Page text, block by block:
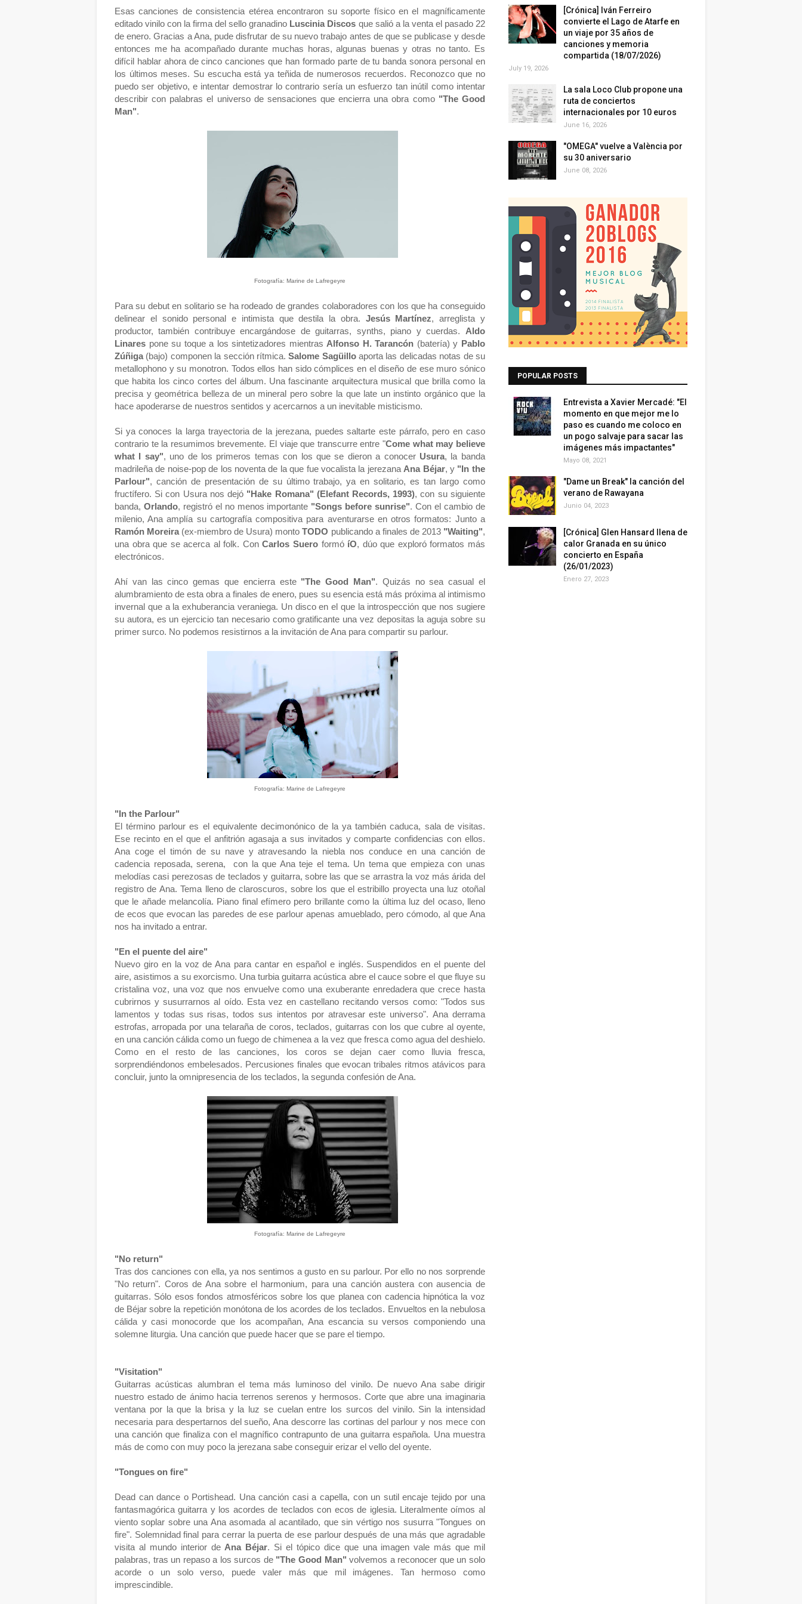
Esas canciones de consistencia etérea encontraron su soporte físico en el magníficamente
editado vinilo con la firma del sello granadino Luscinia Discos que salió a la venta el pasado 22
de enero. Gracias a Ana, pude disfrutar de su nuevo trabajo antes de que se publicase y desde
entonces me ha acompañado durante muchas horas, algunas buenas y otras no tanto. Es
difícil hablar ahora de cinco canciones que han formado parte de tu banda sonora personal en
los últimos meses. Su escucha está ya teñida de numerosos recuerdos. Reconozco que no
puedo ser objetivo, e intentar demostrar lo contrario sería un esfuerzo tan inútil como intentar
describir con palabras el universo de sensaciones que encierra una obra como "The Good
Man".
Fotografía: Marine de Lafregeyre
Para su debut en solitario se ha rodeado de grandes colaboradores con los que ha conseguido
delinear el sonido personal e intimista que destila la obra. Jesús Martínez, arreglista y
productor, también contribuye encargándose de guitarras, synths, piano y cuerdas. Aldo
Linares pone su toque a los sintetizadores mientras Alfonso H. Tarancón (batería) y Pablo
Zúñiga (bajo) componen la sección rítmica.Salome Sagüillo aporta las delicadas notas de su
metallophono y su monotron. Todos ellos han sido cómplices en el diseño de ese muro sónico
que habita los cinco cortes del álbum. Una fascinante arquitectura musical que brilla como la
precisa y geométrica belleza de un mineral pero sobre la que late un instinto orgánico que la
hace apoderarse de nuestros sentidos y acercarnos a un inevitable misticismo.
Si ya conoces la larga trayectoria de la jerezana, puedes saltarte este párrafo, pero en caso
contrario te la resumimos brevemente. El viaje que transcurre entre "Come what may believe
what I say", uno de los primeros temas con los que se dieron a conocer Usura,
la banda
madrileña de noise-pop de los noventa de la que fue vocalista la jerezana Ana Béjar, y "In the
Parlour", canción de presentación de su último trabajo, ya en solitario, es tan largo como
fructífero. Si con Usura nos dejó "Hake Romana" (Elefant Records, 1993), con su siguiente
banda, Orlando, registró el no menos importante "Songs before sunrise". Con el cambio de
milenio, Ana amplía su cartografía compositiva para aventurarse en otros formatos: Junto a
Ramón Moreira (ex-miembro de Usura) montoTODO publicando a finales de 2013 "Waiting",
una obra que se acerca al folk. ConCarlos Suero formóíO, dúo que exploró formatos más
electrónicos.
Ahí van las cinco gemas que encierra este "The Good Man". Quizás no sea casual el
alumbramiento de esta obra a finales de enero, pues su esencia está más próxima al intimismo
invernal que a la exhuberancia veraniega. Un disco en el que la introspección que nos sugiere
su autora, es un ejercicio tan necesario como gratificante una vez depositas la aguja sobre su
primer surco. No podemos resistirnos a la invitación de Ana para compartir su parlour.
Fotografía: Marine de Lafregeyre
"In the Parlour"
El término parlour es el equivalente decimonónico de la ya también caduca, sala de visitas.
Ese recinto en el que el anfitrión agasaja a sus invitados y comparte confidencias con ellos.
Ana coge el timón de su nave y atravesando la niebla nos conduce en una canción de
cadencia reposada, serena, con la que Ana teje el tema. Un tema que empieza con unas
melodías casi perezosas de teclados y guitarra, sobre las que se arrastra la voz más árida del
registro de Ana. Tema lleno de claroscuros, sobre los que el estribillo proyecta una luz otoñal
que le añade melancolía. Piano final efímero pero brillante como la última luz del ocaso, lleno
de ecos que evocan las paredes de ese parlour apenas amueblado, pero cómodo, al que Ana
nos ha invitado a entrar.
"En el puente del aire"
Nuevo giro en la voz de Ana para cantar en español e inglés. Suspendidos en el puente del
aire, asistimos a su exorcismo. Una turbia guitarra acústica abre el cauce sobre el que fluye su
cristalina voz, una voz que nos envuelve como una exuberante enredadera que crece hasta
cubrirnos y susurrarnos al oído. Esta vez en castellano recitando versos como: "Todos sus
lamentos y todas sus risas, todos sus intentos por atravesar este universo". Ana derrama
estrofas, arropada por una telaraña de coros, teclados, guitarras con los que cubre al oyente,
en una canción cálida como un fuego de chimenea a la vez que fresca como agua del deshielo.
Como en el resto de las canciones, los coros se dejan caer como lluvia fresca,
sorprendiéndonos embelesados. Percusiones finales que evocan tribales ritmos atávicos para
concluir, junto la omnipresencia de los teclados, la segunda confesión de Ana.
Fotografía: Marine de Lafregeyre
"No return"
Tras dos canciones con ella, ya nos sentimos a gusto en su parlour. Por ello no nos sorprende
"No return". Coros de Ana sobre el harmonium, para una canción austera con ausencia de
guitarras. Sólo esos fondos atmosféricos sobre los que planea con cadencia hipnótica la voz
de Béjar sobre la repetición monótona de los acordes de los teclados. Envueltos en la nebulosa
cálida y casi monocorde que los acompañan, Ana escancia su versos componiendo una
solemne liturgia. Una canción que puede hacer que se pare el tiempo.
"Visitation"
Guitarras acústicas alumbran el tema más luminoso del vinilo. De nuevo Ana sabe dirigir
nuestro estado de ánimo hacia terrenos serenos y hermosos. Corte que abre una imaginaria
ventana por la que la brisa y la luz se cuelan entre los surcos del vinilo. Sin la intensidad
necesaria para despertarnos del sueño, Ana descorre las cortinas del parlour y nos mece con
una canción que finaliza con el magnífico contrapunto de una guitarra española. Una muestra
más de como con muy poco la jerezana sabe conseguir erizar el vello del oyente.
"Tongues on fire"
Dead can dance o Portishead. Una canción casi a capella, con un sutil encaje tejido por una
fantasmagórica guitarra y los acordes de teclados con ecos de iglesia. Literalmente oímos al
viento soplar sobre una Ana asomada al acantilado, que sin vértigo nos susurra "Tongues on
fire". Solemnidad final para cerrar la puerta de ese parlour después de una más que agradable
visita al mundo interior de Ana Béjar. Si el tópico dice que una imagen vale más que mil
palabras, tras un repaso a los surcos de "The Good Man"volvemos a reconocer que un solo
acorde o un solo verso, puede valer más que mil imágenes. Tan hermoso como
imprescindible.
[Crónica] Iván Ferreiro
convierte el Lago de Atarfe en
un viaje por 35 años de
canciones y memoria
compartida (18/07/2026)
July 19, 2026
La sala Loco Club propone una
ruta de conciertos
internacionales por 10 euros
June 16, 2026
"OMEGA" vuelve a València por
su 30 aniversario
June 08, 2026
POPULAR POSTS
Entrevista a Xavier Mercadé: "El
momento en que mejor me lo
paso es cuando me coloco en
un pogo salvaje para sacar las
imágenes más impactantes"
Mayo 08, 2021
"Dame un Break" la canción del
verano de Rawayana
Junio 04, 2023
[Crónica] Glen Hansard llena de
calor Granada en su único
concierto en España
(26/01/2023)
Enero 27, 2023